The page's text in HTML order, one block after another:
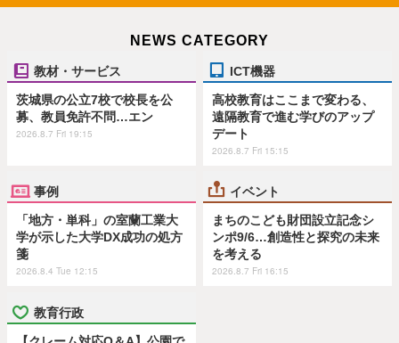
NEWS CATEGORY
教材・サービス
茨城県の公立7校で校長を公
募、教員免許不問…エン
2026.8.7 Fri 19:15
ICT機器
高校教育はここまで変わる、
遠隔教育で進む学びのアップ
デート
2026.8.7 Fri 15:15
事例
「地方・単科」の室蘭工業大
学が示した大学DX成功の処方
箋
2026.8.4 Tue 12:15
イベント
まちのこども財団設立記念シ
ンポ9/6…創造性と探究の未来
を考える
2026.8.7 Fri 16:15
教育行政